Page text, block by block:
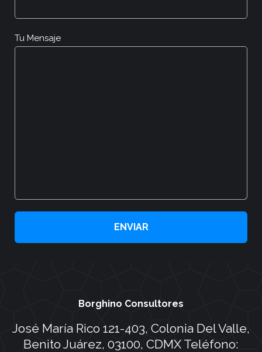
Tu Mensaje
Borghino Consultores
José María Rico 121-403, Colonia Del Valle,
Benito Juárez, 03100, CDMX Teléfono: